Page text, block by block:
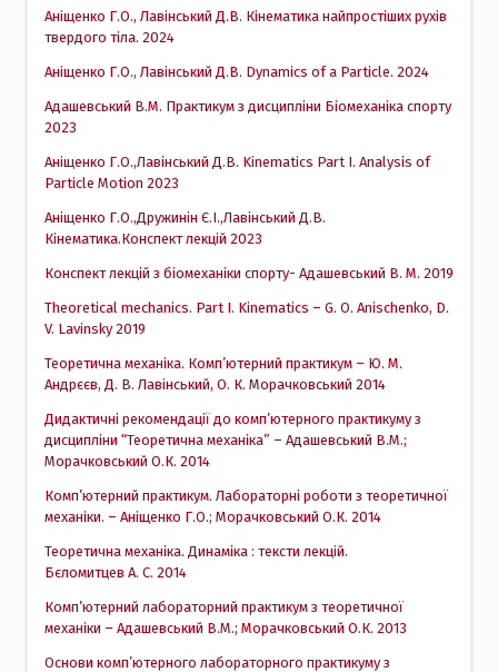
Аніщенко Г.О., Лавінський Д.В. Кінематика найпростіших рухів
твердого тіла. 2024
Аніщенко Г.О., Лавінський Д.В. Dynamics of a Particle. 2024
Адашевський В.М. Практикум з дисципліни Біомеханіка спорту
2023
Аніщенко Г.О.,Лавінський Д.В. Kinematics Part I. Analysis of
Particle Motion 2023
Аніщенко Г.О.,Дружинін Є.І.,Лавінський Д.В.
Кінематика.Конспект лекцій 2023
Конспект лекцій з біомеханіки спорту- Адашевський В. М. 2019
Theoretical mechanics. Part I. Kinematics – G. O. Anischenko, D.
V. Lavinsky 2019
Теоретична механіка. Комп’ютерний практикум – Ю. М.
Андрєєв, Д. В. Лавінський, О. К. Морачковський 2014
Дидактичні рекомендації до комп’ютерного практикуму з
дисципліни “Теоретична механіка” – Адашевський В.М.;
Морачковський О.К. 2014
Комп’ютерний практикум. Лабораторні роботи з теоретичної
механіки. – Аніщенко Г.О.; Морачковський О.К. 2014
Теоретична механіка. Динаміка : тексти лекцій.
Бєломитцев А. С. 2014
Комп’ютерний лабораторний практикум з теоретичної
механіки – Адашевський В.М.; Морачковський О.К. 2013
Основи комп’ютерного лабораторного практикуму з